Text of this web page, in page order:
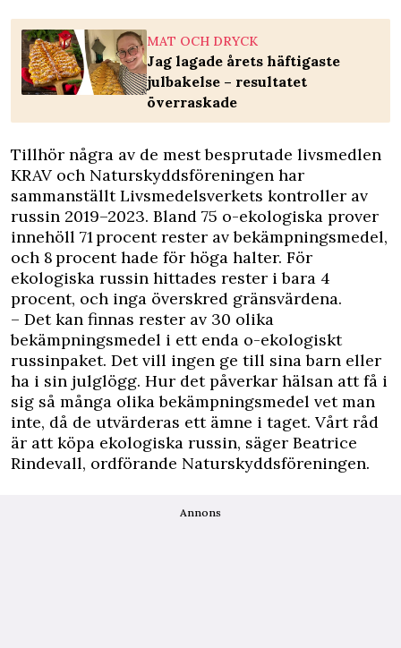
MAT OCH DRYCK
Jag lagade årets häftigaste
julbakelse – resultatet
överraskade
Tillhör några av de mest besprutade livsmedlen
KRAV och Naturskyddsföreningen har
sammanställt Livsmedelsverkets kontroller av
russin 2019–2023. Bland 75 o-ekologiska prover
innehöll 71 procent rester av bekämpningsmedel,
och 8 procent hade för höga halter. För
ekologiska russin hittades rester i bara 4
procent, och inga överskred gränsvärdena.
– Det kan finnas rester av 30 olika
bekämpningsmedel i ett enda o-ekologiskt
russinpaket. Det vill ingen ge till sina barn eller
ha i sin julglögg. Hur det påverkar hälsan att få i
sig så många olika bekämpningsmedel vet man
inte, då de utvärderas ett ämne i taget. Vårt råd
är att köpa ekologiska russin, säger Beatrice
Rindevall, ordförande Naturskyddsföreningen.
Annons